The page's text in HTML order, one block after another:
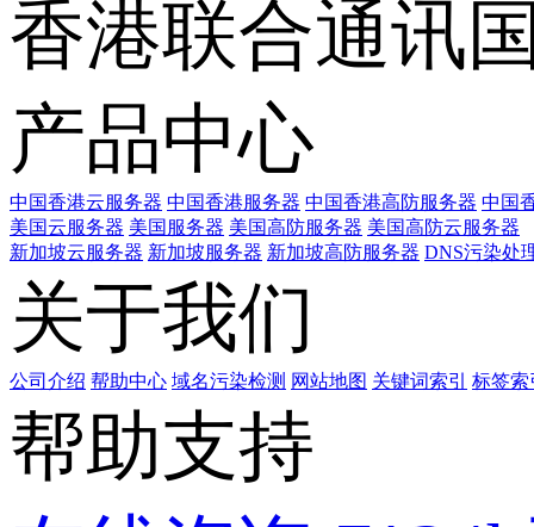
香港联合通讯
产品中心
中国香港云服务器 中国香港服务器 中国香港高防服务器 中国
美国云服务器 美国服务器 美国高防服务器 美国高防云服务器
新加坡云服务器 新加坡服务器 新加坡高防服务器 DNS污染处
关于我们
公司介绍 帮助中心 域名污染检测 网站地图 关键词索引 标签索
帮助支持